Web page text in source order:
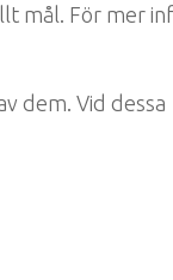
mål. För mer
dem. Vid dessa